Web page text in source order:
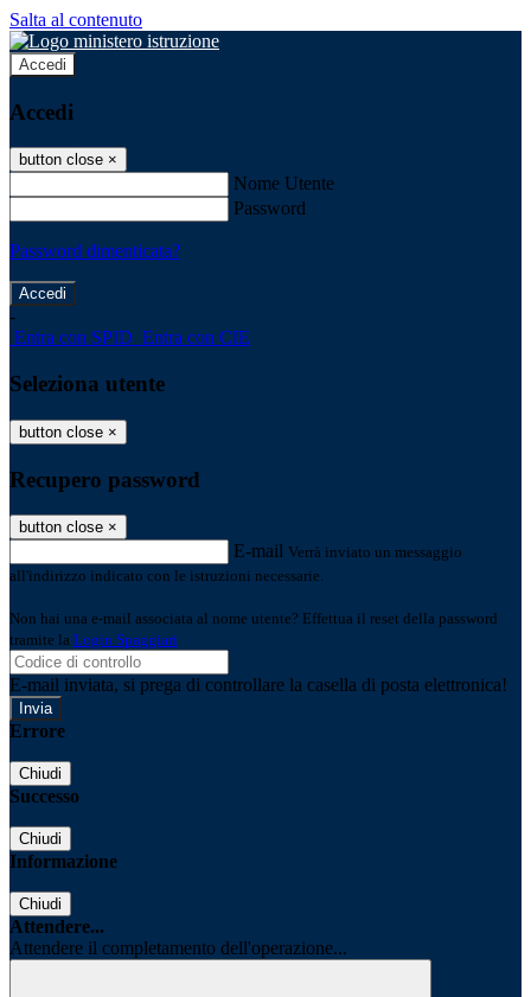
Salta al contenuto
Accedi
Accedi
button close ×
Nome Utente
Password
Password dimenticata?
-
Entra con SPID Entra con CIE
Seleziona utente
button close ×
Recupero password
button close ×
E-mail Verrà inviato un messaggio
all'indirizzo indicato con le istruzioni necessarie.
Non hai una e-mail associata al nome utente? Effettua il reset della password
tramite la Login Spaggiari
E-mail inviata, si prega di controllare la casella di posta elettronica!
Errore
Chiudi
Successo
Chiudi
Informazione
Chiudi
Attendere...
Attendere il completamento dell'operazione...